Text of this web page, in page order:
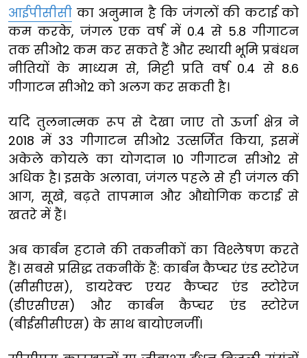
आईपीसीसी का अनुमान है कि जंगलों की कटाई को
कम करके, जंगल एक वर्ष में 0.4 से 5.8 गीगाटन
तक सीओ2 कम कर सकते हैं और स्थायी भूमि प्रबंधन
नीतियों के माध्यम से, मिट्टी प्रति वर्ष 0.4 से 8.6
गीगाटन सीओ2 को अलग कर सकती है।
यदि तुलनात्मक रूप से देखा जाए तो ऊर्जा क्षेत्र ने
2018 में 33 गीगाटन सीओ2 उत्सर्जित किया, इसमें
अकेले कोयले का योगदान 10 गीगाटन सीओ2 से
अधिक है। इसके अलावा, जंगल पहले से ही जंगल की
आग, सूखे, बढ़ते तापमान और औद्योगिक कटाई से
खतरे में हैं।
अब कार्बन हटाने की तकनीकों का विश्लेषण करते
हैं। सबसे प्रसिद्ध तकनीकें हैं: कार्बन कैप्चर एंड स्टोरेज
(सीसीएस), डायरेक्ट एयर कैप्चर एंड स्टोरेज
(डीएसीएस) और कार्बन कैप्चर एंड स्टोरेज
(बीईसीसीएस) के साथ बायोएनर्जी।